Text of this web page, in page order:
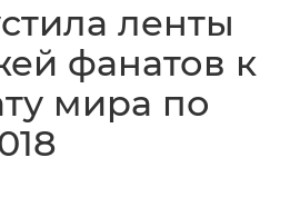
ленты
фанатов к
мира по